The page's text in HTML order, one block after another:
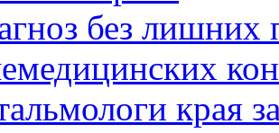
без лишних
края